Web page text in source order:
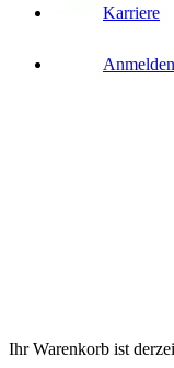
Karriere
Anmelden
Ihr Warenkorb ist